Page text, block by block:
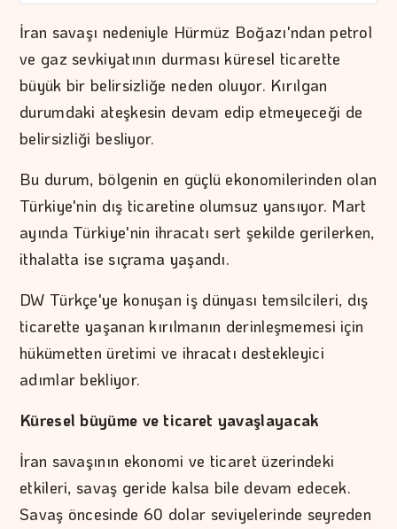
İran savaşı nedeniyle Hürmüz Boğazı'ndan petrol
ve gaz sevkiyatının durması küresel ticarette
büyük bir belirsizliğe neden oluyor. Kırılgan
durumdaki ateşkesin devam edip etmeyeceği de
belirsizliği besliyor.
Bu durum, bölgenin en güçlü ekonomilerinden olan
Türkiye'nin dış ticaretine olumsuz yansıyor. Mart
ayında Türkiye'nin ihracatı sert şekilde gerilerken,
ithalatta ise sıçrama yaşandı.
DW Türkçe'ye konuşan iş dünyası temsilcileri, dış
ticarette yaşanan kırılmanın derinleşmemesi için
hükümetten üretimi ve ihracatı destekleyici
adımlar bekliyor.
Küresel büyüme ve ticaret yavaşlayacak
İran savaşının ekonomi ve ticaret üzerindeki
etkileri, savaş geride kalsa bile devam edecek.
Savaş öncesinde 60 dolar seviyelerinde seyreden